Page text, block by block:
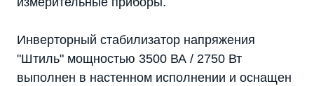
Инверторный стабилизатор напряжения
"Штиль" мощностью 3500 ВА / 2750 Вт
выполнен в настенном исполнении и оснащен